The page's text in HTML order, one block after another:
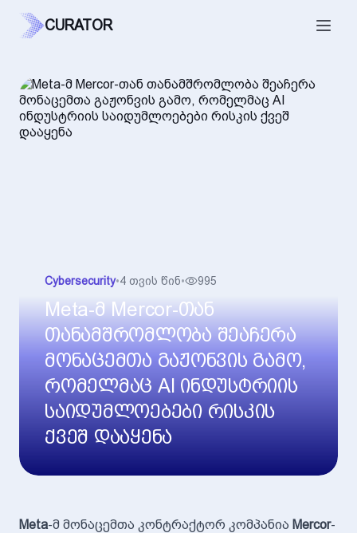
CURATOR
Cybersecurity•4 თვის წინ• 995
Meta-მ Mercor-თან
თანამშრომლობა შეაჩერა
მონაცემთა გაჟონვის გამო,
რომელმაც AI ინდუსტრიის
საიდუმლოებები რისკის
ქვეშ დააყენა
Meta-მ მონაცემთა კონტრაქტორ კომპანია Mercor-